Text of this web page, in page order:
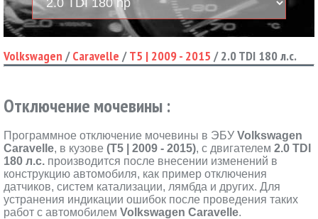
Volkswagen /Caravelle /T5 | 2009 - 2015 /2.0 TDI 180 л.с.
Отключение мочевины :
Программное отключение мочевины в ЭБУ Volkswagen
Caravelle, в кузове (T5 | 2009 - 2015), с двигателем 2.0 TDI
180 л.с. производится после внесении изменений в
конструкцию автомобиля, как пример отключения
датчиков, систем катализации, лямбда и других. Для
устранения индикации ошибок после проведения таких
работ с автомобилем Volkswagen Caravelle.